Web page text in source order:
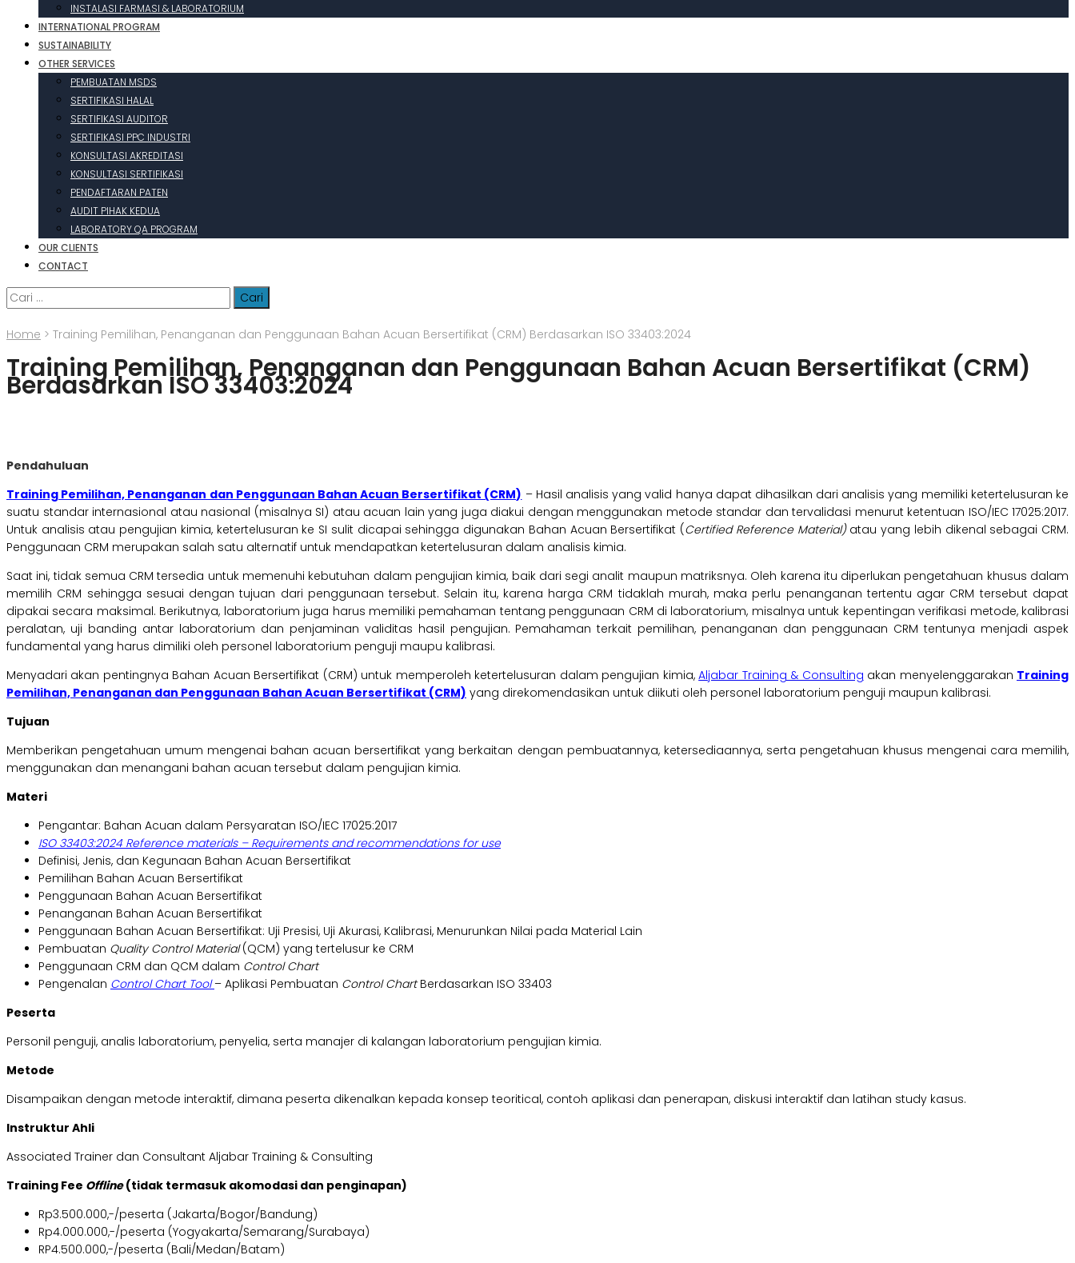
INSTALASI FARMASI & LABORATORIUM
INTERNATIONAL PROGRAM
SUSTAINABILITY
OTHER SERVICES
PEMBUATAN MSDS
SERTIFIKASI HALAL
SERTIFIKASI AUDITOR
SERTIFIKASI PPC INDUSTRI
KONSULTASI AKREDITASI
KONSULTASI SERTIFIKASI
PENDAFTARAN PATEN
AUDIT PIHAK KEDUA
LABORATORY QA PROGRAM
OUR CLIENTS
CONTACT
Cari
untuk:
Home > Training Pemilihan, Penanganan dan Penggunaan Bahan Acuan Bersertifikat (CRM) Berdasarkan ISO 33403:2024
Training Pemilihan, Penanganan dan Penggunaan Bahan Acuan Bersertifikat (CRM)
Berdasarkan ISO 33403:2024
Pendahuluan
Training Pemilihan, Penanganan dan Penggunaan Bahan Acuan Bersertifikat (CRM) – Hasil analisis yang valid hanya dapat dihasilkan dari analisis yang memiliki ketertelusuran ke
suatu standar internasional atau nasional (misalnya SI) atau acuan lain yang juga diakui dengan menggunakan metode standar dan tervalidasi menurut ketentuan ISO/IEC 17025:2017.
Untuk analisis atau pengujian kimia, ketertelusuran ke SI sulit dicapai sehingga digunakan Bahan Acuan Bersertifikat (Certified Reference Material) atau yang lebih dikenal sebagai CRM.
Penggunaan CRM merupakan salah satu alternatif untuk mendapatkan ketertelusuran dalam analisis kimia.
Saat ini, tidak semua CRM tersedia untuk memenuhi kebutuhan dalam pengujian kimia, baik dari segi analit maupun matriksnya. Oleh karena itu diperlukan pengetahuan khusus dalam
memilih CRM sehingga sesuai dengan tujuan dari penggunaan tersebut. Selain itu, karena harga CRM tidaklah murah, maka perlu penanganan tertentu agar CRM tersebut dapat
dipakai secara maksimal. Berikutnya, laboratorium juga harus memiliki pemahaman tentang penggunaan CRM di laboratorium, misalnya untuk kepentingan verifikasi metode, kalibrasi
peralatan, uji banding antar laboratorium dan penjaminan validitas hasil pengujian. Pemahaman terkait pemilihan, penanganan dan penggunaan CRM tentunya menjadi aspek
fundamental yang harus dimiliki oleh personel laboratorium penguji maupu kalibrasi.
Menyadari akan pentingnya Bahan Acuan Bersertifikat (CRM) untuk memperoleh ketertelusuran dalam pengujian kimia,Aljabar Training & Consulting akan menyelenggarakan Training
Pemilihan, Penanganan dan Penggunaan Bahan Acuan Bersertifikat (CRM) yang direkomendasikan untuk diikuti oleh personel laboratorium penguji maupun kalibrasi.
Tujuan
Memberikan pengetahuan umum mengenai bahan acuan bersertifikat yang berkaitan dengan pembuatannya, ketersediaannya, serta pengetahuan khusus mengenai cara memilih,
menggunakan dan menangani bahan acuan tersebut dalam pengujian kimia.
Materi
Pengantar: Bahan Acuan dalam Persyaratan ISO/IEC 17025:2017
ISO 33403:2024 Reference materials – Requirements and recommendations for use
Definisi, Jenis, dan Kegunaan Bahan Acuan Bersertifikat
Pemilihan Bahan Acuan Bersertifikat
Penggunaan Bahan Acuan Bersertifikat
Penanganan Bahan Acuan Bersertifikat
Penggunaan Bahan Acuan Bersertifikat: Uji Presisi, Uji Akurasi, Kalibrasi, Menurunkan Nilai pada Material Lain
Pembuatan Quality Control Material(QCM) yang tertelusur ke CRM
Penggunaan CRM dan QCM dalam Control Chart
Pengenalan Control Chart Tool– Aplikasi Pembuatan Control ChartBerdasarkan ISO 33403
Peserta
Personil penguji, analis laboratorium, penyelia, serta manajer di kalangan laboratorium pengujian kimia.
Metode
Disampaikan dengan metode interaktif, dimana peserta dikenalkan kepada konsep teoritical, contoh aplikasi dan penerapan, diskusi interaktif dan latihan study kasus.
Instruktur Ahli
Associated Trainer dan Consultant Aljabar Training & Consulting
Training Fee Offline(tidak termasuk akomodasi dan penginapan)
Rp3.500.000,-/peserta (Jakarta/Bogor/Bandung)
Rp4.000.000,-/peserta (Yogyakarta/Semarang/Surabaya)
RP4.500.000,-/peserta (Bali/Medan/Batam)